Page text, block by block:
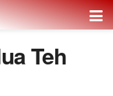
Teh